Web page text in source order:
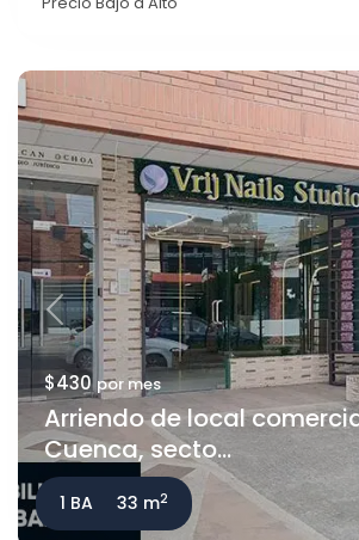
Previous
$430 por mes
Arriendo de local
Cuenca, secto...
1 BA 33 m2